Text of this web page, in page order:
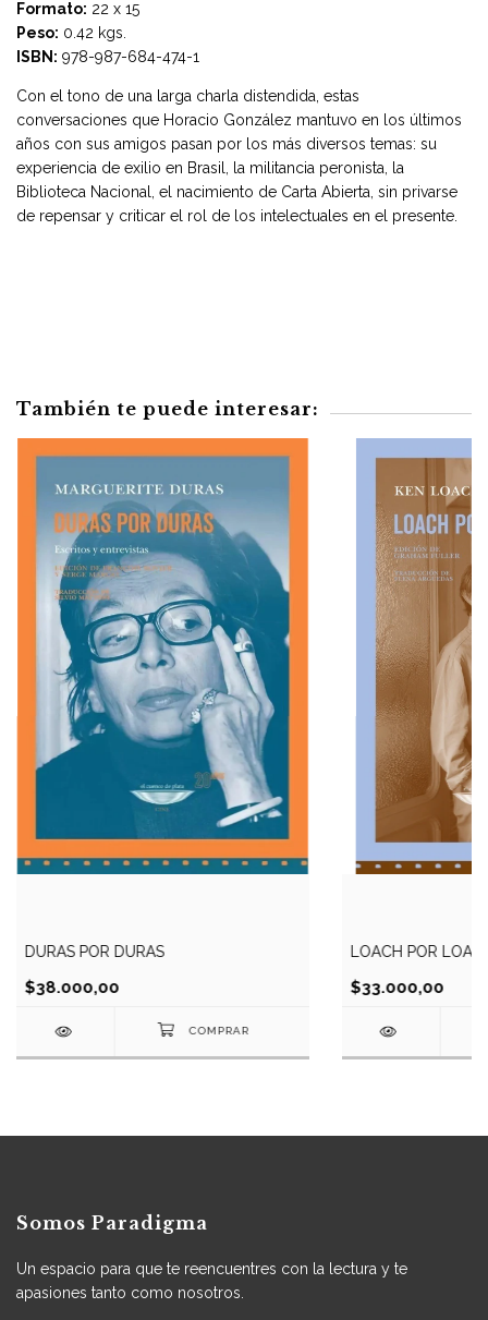
Formato: 22 x 15
Peso: 0.42 kgs.
ISBN: 978-987-684-474-1
Con el tono de una larga charla distendida, estas
conversaciones que Horacio González mantuvo en los últimos
años con sus amigos pasan por los más diversos temas: su
experiencia de exilio en Brasil, la militancia peronista, la
Biblioteca Nacional, el nacimiento de Carta Abierta, sin privarse
de repensar y criticar el rol de los intelectuales en el presente.
También te puede interesar:
DURAS POR DURAS
$38.000,00
LOACH POR
$33.000,00
Somos Paradigma
Un espacio para que te reencuentres con la lectura y te
apasiones tanto como nosotros.